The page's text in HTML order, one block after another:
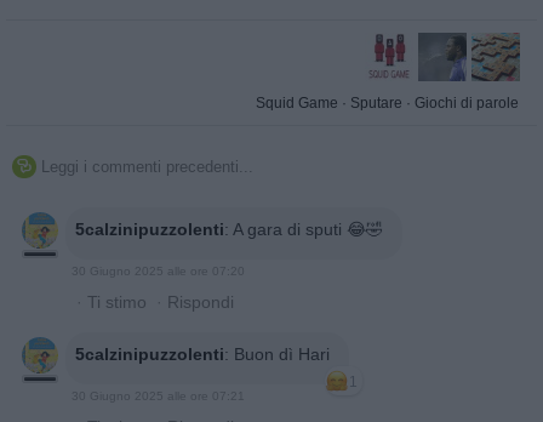
Squid Game · Sputare · Giochi di parole
 Leggi i commenti precedenti...
5calzinipuzzolenti: A gara di sputi 😂🤣
30 Giugno 2025 alle ore 07:20
· Ti stimo · Rispondi
5calzinipuzzolenti: Buon dì Hari
1
30 Giugno 2025 alle ore 07:21